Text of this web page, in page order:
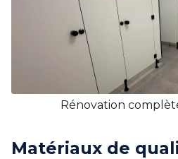
Rénovation
Matériaux de